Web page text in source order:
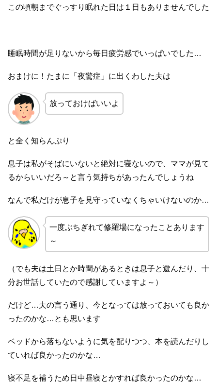
この頃朝までぐっすり眠れた日は１日もありませんでした
睡眠時間が足りないから毎日疲労感でいっぱいでした…
おまけに！たまに「夜驚症」に出くわした夫は
放っておけばいいよ
と全く知らんぷり
息子は私がそばにいないと絶対に寝ないので、ママが見て
るからいいだろ～と言う気持ちがあったんでしょうね
なんで私だけが息子を見守っていなくちゃいけないのか…
一度ぶちぎれて修羅場になったことあります
～
（でも夫は土日とか時間があるときは息子と遊んだり、十
分お世話していたので感謝していますよ～）
だけど…夫の言う通り、今となっては放っておいても良か
ったのかな…とも思います
ベッドから落ちないように気を配りつつ、本を読んだりし
ていれば良かったのかな…
寝不足を補うため日中昼寝とかすれば良かったのかな…